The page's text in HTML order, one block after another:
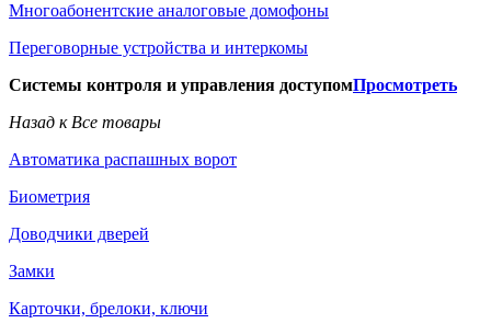
Многоабонентские аналоговые домофоны
Переговорные устройства и интеркомы
Системы контроля и управления доступомПросмотреть
Назад к Все товары
Автоматика распашных ворот
Биометрия
Доводчики дверей
Замки
Карточки, брелоки, ключи